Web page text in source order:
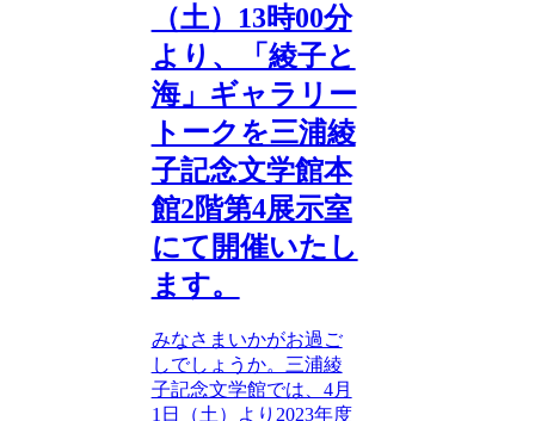
（土）13時00分
より、「綾子と
海」ギャラリー
トークを三浦綾
子記念文学館本
館2階第4展示室
にて開催いたし
ます。
みなさまいかがお過ご
しでしょうか。三浦綾
子記念文学館では、4月
1日（土）より2023年度